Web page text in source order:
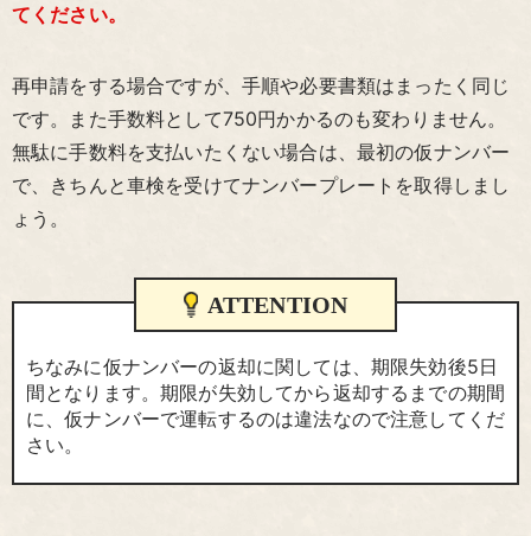
てください。
再申請をする場合ですが、手順や必要書類はまったく同じ
です。また手数料として750円かかるのも変わりません。
無駄に手数料を支払いたくない場合は、最初の仮ナンバー
で、きちんと車検を受けてナンバープレートを取得しまし
ょう。
ATTENTION
ちなみに仮ナンバーの返却に関しては、期限失効後5日
間となります。期限が失効してから返却するまでの期間
に、仮ナンバーで運転するのは違法なので注意してくだ
さい。